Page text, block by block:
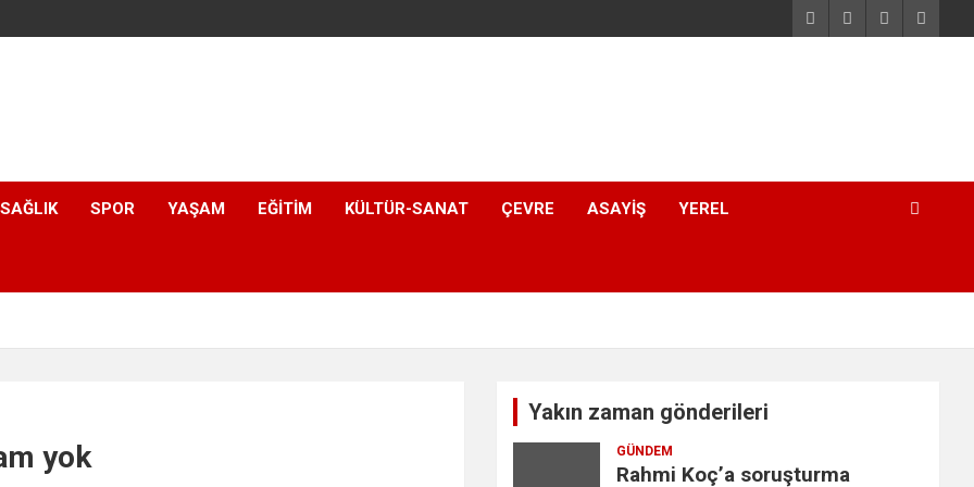
SAĞLIK SPOR YAŞAM EĞITIM KÜLTÜR-SANAT ÇEVRE ASAYIŞ YEREL
yok
Yakın zaman gönderileri
GÜNDEM
Rahmi Koç’a soruşturma